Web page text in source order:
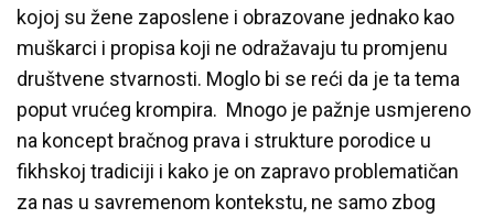
kojoj su žene zaposlene i obrazovane jednako kao
muškarci i propisa koji ne odražavaju tu promjenu
društvene stvarnosti. Moglo bi se reći da je ta tema
poput vrućeg krompira. Mnogo je pažnje usmjereno
na koncept bračnog prava i strukture porodice u
fikhskoj tradiciji i kako je on zapravo problematičan
za nas u savremenom kontekstu, ne samo zbog